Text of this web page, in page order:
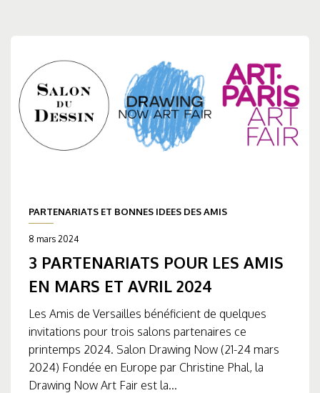
PARTENARIATS ET BONNES IDEES DES AMIS
8 mars 2024
3 PARTENARIATS POUR LES AMIS
EN MARS ET AVRIL 2024
Les Amis de Versailles bénéficient de quelques
invitations pour trois salons partenaires ce
printemps 2024. Salon Drawing Now (21-24 mars
2024) Fondée en Europe par Christine Phal, la
Drawing Now Art Fair est la...